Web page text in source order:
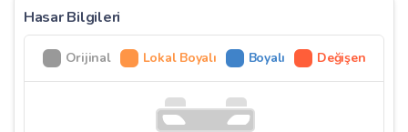
Hasar Bilgileri
Orijinal Lokal Boyalı Boyalı Değişen